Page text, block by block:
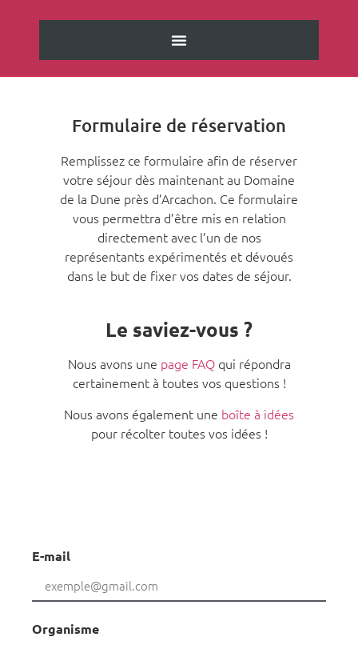
Formulaire de réservation
Remplissez ce formulaire afin de réserver
votre séjour dès maintenant au Domaine
de la Dune près d’Arcachon. Ce formulaire
vous permettra d’être mis en relation
directement avec l’un de nos
représentants expérimentés et dévoués
dans le but de fixer vos dates de séjour.
Le saviez-vous ?
Nous avons une page FAQqui répondra
certainement à toutes vos questions !
Nous avons également une boîte à idées
pour récolter toutes vos idées !
E-mail
Organisme